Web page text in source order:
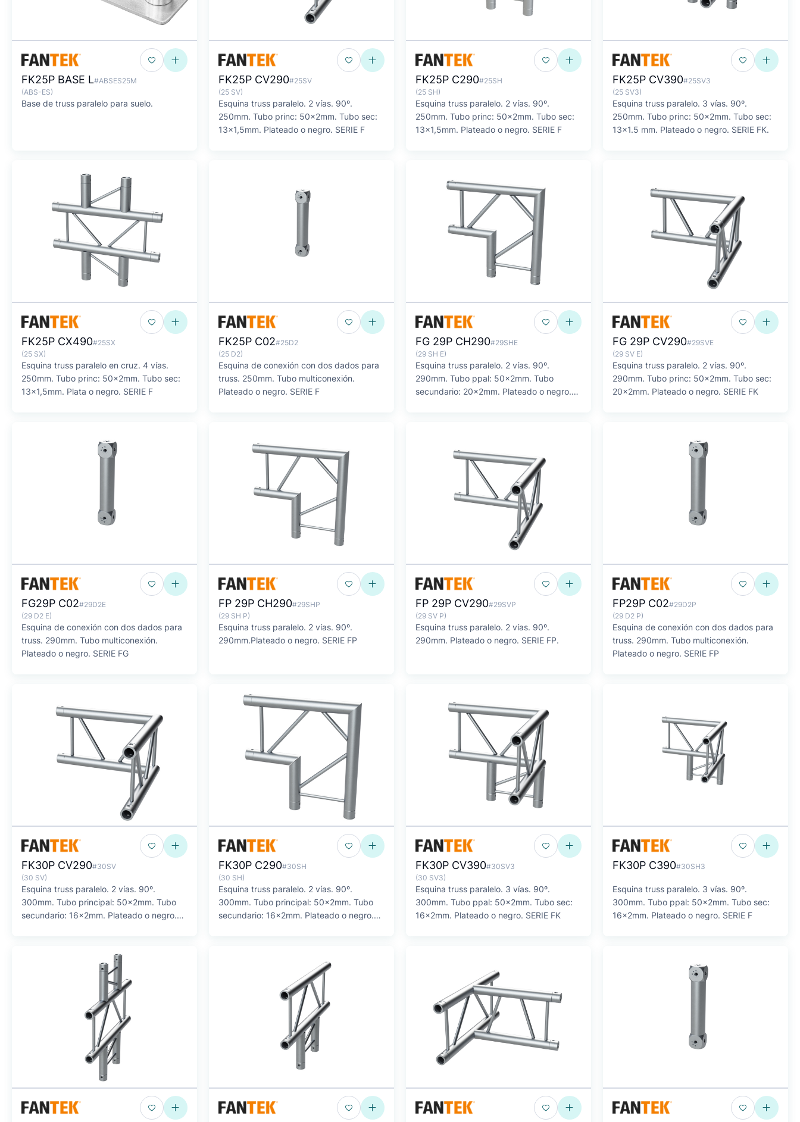
FK25P BASE L#ABSES25M
(ABS-ES)
Base de truss paralelo para suelo.
FK25P CV290#25SV
(25 SV)
Esquina truss paralelo. 2 vías. 90º.
250mm. Tubo princ: 50x2mm. Tubo sec:
13x1,5mm. Plateado o negro. SERIE F
FK25P C290#25SH
(25 SH)
Esquina truss paralelo. 2 vías. 90º.
250mm. Tubo princ: 50x2mm. Tubo sec:
13x1,5mm. Plateado o negro. SERIE F
FK25P CV390#25SV3
(25 SV3)
Esquina truss paralelo. 3 vías. 90º.
250mm. Tubo princ: 50x2mm. Tubo sec:
13x1.5 mm. Plateado o negro. SERIE FK.
FK25P CX490#25SX
(25 SX)
Esquina truss paralelo en cruz. 4 vías.
250mm. Tubo princ: 50x2mm. Tubo sec:
13x1,5mm. Plata o negro. SERIE F
FK25P C02#25D2
(25 D2)
Esquina de conexión con dos dados para
truss. 250mm. Tubo multiconexión.
Plateado o negro. SERIE F
FG 29P CH290#29SHE
(29 SH E)
Esquina truss paralelo. 2 vías. 90º.
290mm. Tubo ppal: 50x2mm. Tubo
secundario: 20x2mm. Plateado o negro.
FG 29P CV290#29SVE
(29 SV E)
Esquina truss paralelo. 2 vías. 90º.
290mm. Tubo princ: 50x2mm. Tubo sec:
20x2mm. Plateado o negro. SERIE FK
FG29P C02#29D2E
(29 D2 E)
Esquina de conexión con dos dados para
truss. 290mm. Tubo multiconexión.
Plateado o negro. SERIE FG
FP 29P CH290#29SHP
(29 SH P)
Esquina truss paralelo. 2 vías. 90º.
290mm.Plateado o negro. SERIE FP
FP 29P CV290#29SVP
(29 SV P)
Esquina truss paralelo. 2 vías. 90º.
290mm. Plateado o negro. SERIE FP.
FP29P C02#29D2P
(29 D2 P)
Esquina de conexión con dos dados para
truss. 290mm. Tubo multiconexión.
Plateado o negro. SERIE FP
FK30P CV290#30SV
(30 SV)
Esquina truss paralelo. 2 vías. 90º.
300mm. Tubo principal: 50x2mm. Tubo
secundario: 16x2mm. Plateado o negro.
FK30P C290#30SH
(30 SH)
Esquina truss paralelo. 2 vías. 90º.
300mm. Tubo principal: 50x2mm. Tubo
secundario: 16x2mm. Plateado o negro.
FK30P CV390#30SV3
(30 SV3)
Esquina truss paralelo. 3 vías. 90º.
300mm. Tubo ppal: 50x2mm. Tubo sec:
16x2mm. Plateado o negro. SERIE FK
FK30P C390#30SH3
Esquina truss paralelo. 3 vías. 90º.
300mm. Tubo ppal: 50x2mm. Tubo sec:
16x2mm. Plateado o negro. SERIE F